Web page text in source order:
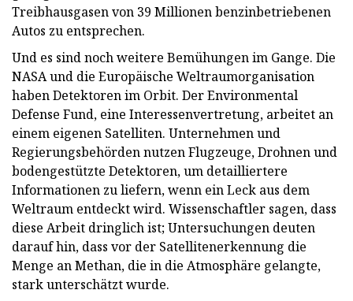
Treibhausgasen von 39 Millionen benzinbetriebenen
Autos zu entsprechen.
Und es sind noch weitere Bemühungen im Gange. Die
NASA und die Europäische Weltraumorganisation
haben Detektoren im Orbit. Der Environmental
Defense Fund, eine Interessenvertretung, arbeitet an
einem eigenen Satelliten. Unternehmen und
Regierungsbehörden nutzen Flugzeuge, Drohnen und
bodengestützte Detektoren, um detailliertere
Informationen zu liefern, wenn ein Leck aus dem
Weltraum entdeckt wird. Wissenschaftler sagen, dass
diese Arbeit dringlich ist; Untersuchungen deuten
darauf hin, dass vor der Satellitenerkennung die
Menge an Methan, die in die Atmosphäre gelangte,
stark unterschätzt wurde.